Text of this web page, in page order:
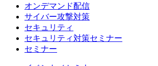
オンデマンド配信
サイバー攻撃対策
セキュリティ
セキュリティ対策セミナー
セミナー